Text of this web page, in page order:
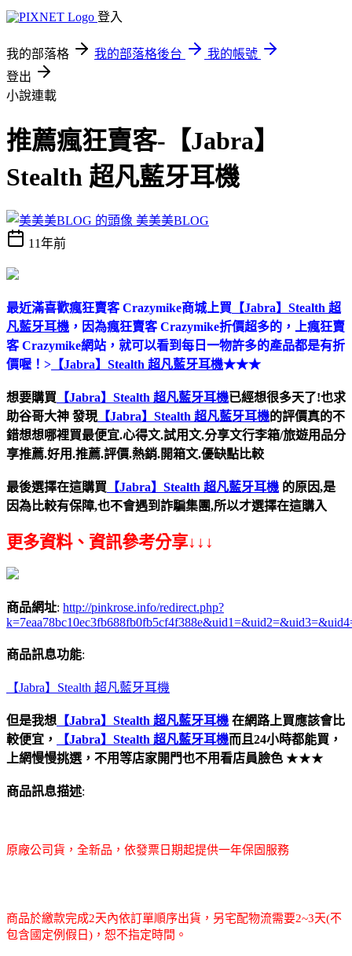
登入
我的部落格 我的部落格後台
我的帳號
登出
小說連載
推薦瘋狂賣客-【Jabra】
Stealth 超凡藍牙耳機
美美美BLOG
11年前
最近滿喜歡瘋狂賣客 Crazymike商城上買 【Jabra】Stealth 超
凡藍牙耳機 ，因為瘋狂賣客 Crazymike折價超多的，上瘋狂賣
客 Crazymike網站，就可以看到每日一物許多的產品都是有折
價喔！> 【Jabra】Stealth 超凡藍牙耳機★★★
想要購買 【Jabra】Stealth 超凡藍牙耳機已經想很多天了!也求
助谷哥大神 發現【Jabra】Stealth 超凡藍牙耳機的評價真的不
錯想想哪裡買最便宜.心得文.試用文.分享文行李箱/旅遊用品分
享推薦.好用.推薦.評價.熱銷.開箱文.優缺點比較
最後選擇在這購買 【Jabra】Stealth 超凡藍牙耳機 的原因,是
因為比較有保障,也不會遇到詐騙集團,所以才選擇在這購入
更多資料、資訊參考分享↓↓↓
商品網址: http://pinkrose.info/redirect.php?
商品訊息功能:
【Jabra】Stealth 超凡藍牙耳機
但是我想 【Jabra】Stealth 超凡藍牙耳機 在網路上買應該會比
較便宜，
【Jabra】Stealth 超凡藍牙耳機而且24小時都能買，
上網慢慢挑選，不用等店家開門也不用看店員臉色 ★★★
商品訊息描述:
原廠公司貨，全新品，依發票日期起提供一年保固服務
商品於繳款完成2天內依訂單順序出貨，另宅配物流需要2~3天(不
包含國定例假日)，恕不指定時間。